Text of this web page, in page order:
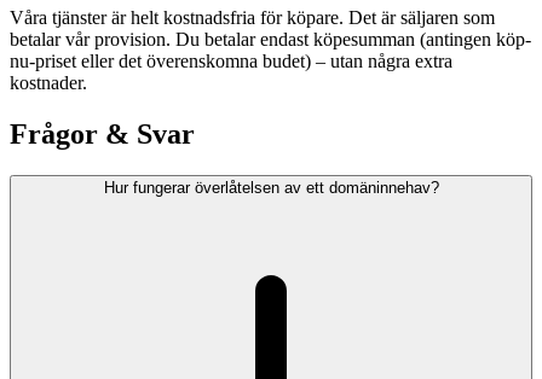
Våra tjänster är helt kostnadsfria för köpare. Det är säljaren som
betalar vår provision. Du betalar endast köpesumman (antingen köp-
nu-priset eller det överenskomna budet) – utan några extra
kostnader.
Frågor & Svar
Hur fungerar överlåtelsen av ett domäninnehav?